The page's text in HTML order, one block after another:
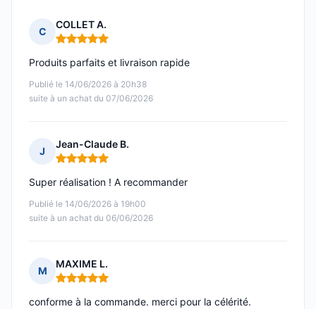
C
COLLET A.
Note : 5 sur 5
Publié le 14/06/2026 à 20h38
suite à un achat du 07/06/2026
Produits parfaits et livraison rapide
J
Jean-Claude B.
Note : 5 sur 5
Publié le 14/06/2026 à 19h00
suite à un achat du 06/06/2026
Super réalisation ! A recommander
M
MAXIME L.
Note : 5 sur 5
conforme à la commande. merci pour la célérité.